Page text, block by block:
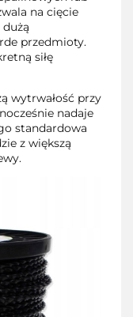
na cięcie
przedmioty.
siłę
wytrwałość przy
nadaje
standardowa
z większą